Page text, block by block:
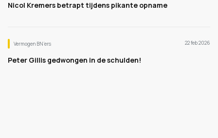
Nicol Kremers betrapt tijdens pikante opname
Vermogen BN’ers 22 feb 2026
Peter Gillis gedwongen in de schulden!